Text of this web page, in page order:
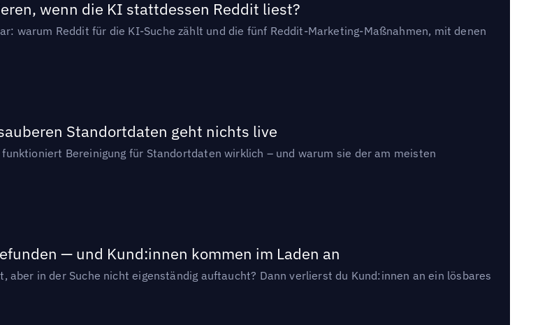
wenn die KI stattdessen Reddit liest?
warum Reddit für die KI-Suche zählt und die fünf Reddit-Marketing-Maßnahmen, mit denen
Standortdaten geht nichts live
Bereinigung für Standortdaten wirklich – und warum sie der am meisten
— und Kund:innen kommen im Laden an
in der Suche nicht eigenständig auftaucht? Dann verlierst du Kund:innen an ein lösbares